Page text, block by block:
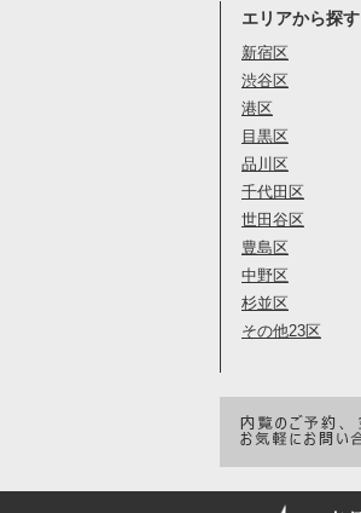
エリアから探す
新宿区
渋谷区
港区
目黒区
品川区
千代田区
世田谷区
豊島区
中野区
杉並区
その他23区